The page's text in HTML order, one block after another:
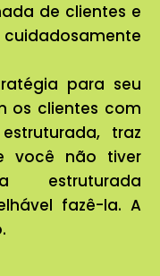
de clientes e
para seu
os clientes com
traz
você não tiver
estruturada
fazê-la. A